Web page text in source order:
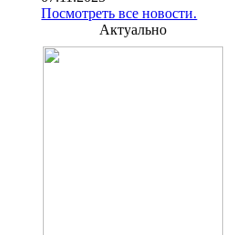
Посмотреть все новости.
Актуально